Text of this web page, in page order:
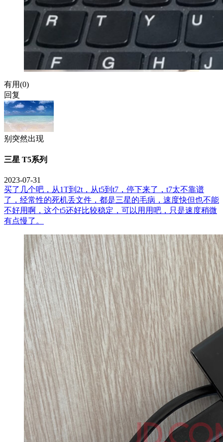
有用(0)
回复
别突然出现
三星 T5系列
2023-07-31
买了几个吧，从1T到2t，从t5到t7，停下来了，t7太不靠谱
了，经常性的死机丢文件，都是三星的毛病，速度快但也不能
不好用啊，这个t5还好比较稳定，可以用用吧，只是速度稍微
有点慢了。